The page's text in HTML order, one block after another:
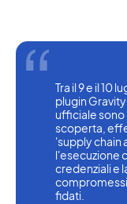
Tra il 9 e il 10
plugin
ufficiale sono
scoperta,
'supply chain
l'esecuzione
credenziali e
fidati.